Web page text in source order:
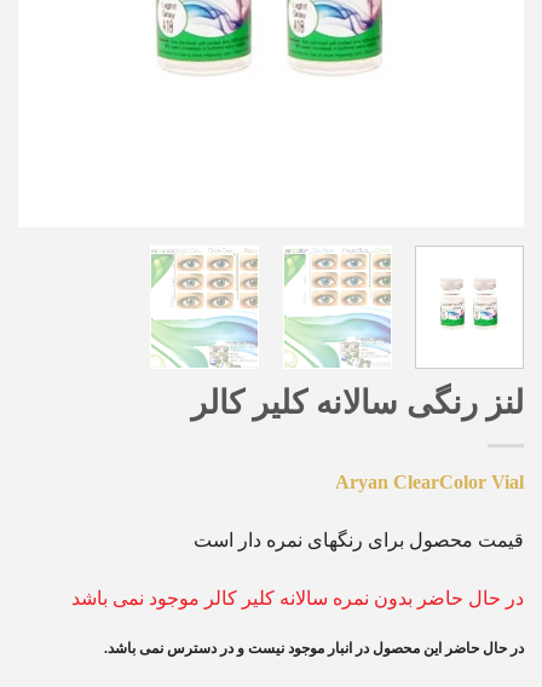
لنز رنگی سالانه کلیر کالر
Aryan ClearColor Vial
قیمت محصول برای رنگهای نمره دار است
در حال حاضر بدون نمره سالانه کلیر کالر موجود نمی باشد
در حال حاضر این محصول در انبار موجود نیست و در دسترس نمی باشد.